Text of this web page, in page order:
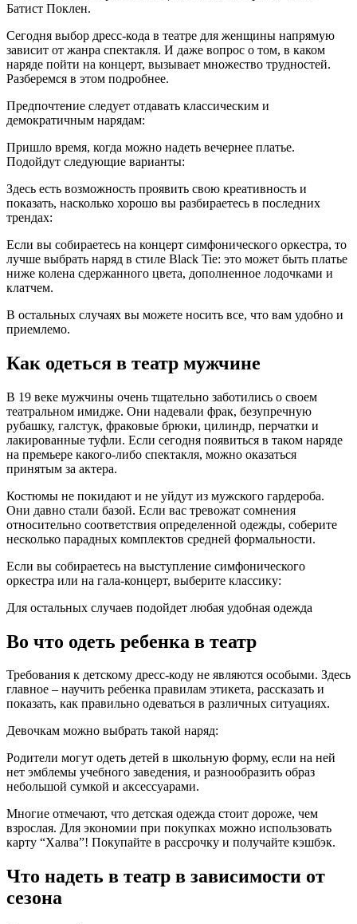
Батист Поклен.
Сегодня выбор дресс-кода в театре для женщины напрямую
зависит от жанра спектакля. И даже вопрос о том, в каком
наряде пойти на концерт, вызывает множество трудностей.
Разберемся в этом подробнее.
Предпочтение следует отдавать классическим и
демократичным нарядам:
Пришло время, когда можно надеть вечернее платье.
Подойдут следующие варианты:
Здесь есть возможность проявить свою креативность и
показать, насколько хорошо вы разбираетесь в последних
трендах:
Если вы собираетесь на концерт симфонического оркестра, то
лучше выбрать наряд в стиле Black Tie: это может быть платье
ниже колена сдержанного цвета, дополненное лодочками и
клатчем.
В остальных случаях вы можете носить все, что вам удобно и
приемлемо.
Как одеться в театр мужчине
В 19 веке мужчины очень тщательно заботились о своем
театральном имидже. Они надевали фрак, безупречную
рубашку, галстук, фраковые брюки, цилиндр, перчатки и
лакированные туфли. Если сегодня появиться в таком наряде
на премьере какого-либо спектакля, можно оказаться
принятым за актера.
Костюмы не покидают и не уйдут из мужского гардероба.
Они давно стали базой. Если вас тревожат сомнения
относительно соответствия определенной одежды, соберите
несколько парадных комплектов средней формальности.
Если вы собираетесь на выступление симфонического
оркестра или на гала-концерт, выберите классику:
Для остальных случаев подойдет любая удобная одежда
Во что одеть ребенка в театр
Требования к детскому дресс-коду не являются особыми. Здесь
главное – научить ребенка правилам этикета, рассказать и
показать, как правильно одеваться в различных ситуациях.
Девочкам можно выбрать такой наряд:
Родители могут одеть детей в школьную форму, если на ней
нет эмблемы учебного заведения, и разнообразить образ
небольшой сумкой и аксессуарами.
Многие отмечают, что детская одежда стоит дороже, чем
взрослая. Для экономии при покупках можно использовать
карту “Халва”! Покупайте в рассрочку и получайте кэшбэк.
Что надеть в театр в зависимости от
сезона